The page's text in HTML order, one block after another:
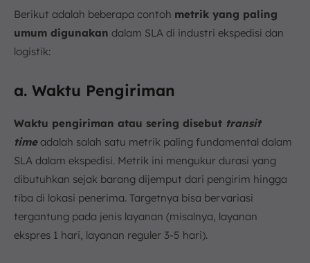
Berikut adalah beberapa contoh metrik yang paling
umum digunakan dalam SLA di industri ekspedisi dan
logistik:
a. Waktu Pengiriman
Waktu pengiriman atau sering disebut transit
timeadalah salah satu metrik paling fundamental dalam
SLA dalam ekspedisi. Metrik ini mengukur durasi yang
dibutuhkan sejak barang dijemput dari pengirim hingga
tiba di lokasi penerima. Targetnya bisa bervariasi
tergantung pada jenis layanan (misalnya, layanan
ekspres 1 hari, layanan reguler 3-5 hari).